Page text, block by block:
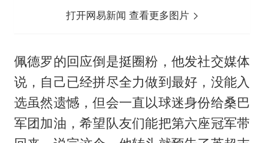
打开网易新闻 查看更多图片
佩德罗的回应倒是挺圈粉，他发社交媒体
说，自己已经拼尽全力做到最好，没能入
选虽然遗憾，但会一直以球迷身份给桑巴
军团加油，希望队友们能把第六座冠军带